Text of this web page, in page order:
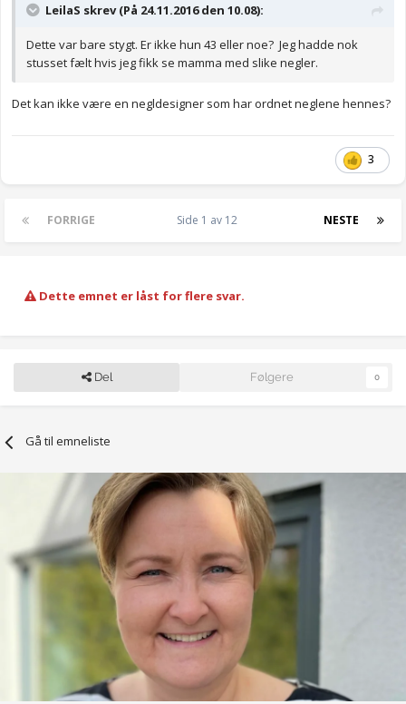
LeilaS skrev (På 24.11.2016 den 10.08):
Dette var bare stygt. Er ikke hun 43 eller noe? Jeg hadde nok
stusset fælt hvis jeg fikk se mamma med slike negler.
Det kan ikke være en negldesigner som har ordnet neglene hennes?
3
FORRIGE NESTE
Side 1 av 12
Dette emnet er låst for flere svar.
Del Følgere 0
Gå til emneliste